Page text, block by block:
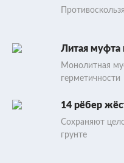
Литая муфта
Монолитная
герметичности
14 рёбер
Сохраняют
грунте